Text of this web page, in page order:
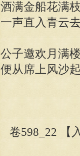
酒满金船花满
一声直入青云
公子邀欢月满
便从席上风沙
卷598_22 【